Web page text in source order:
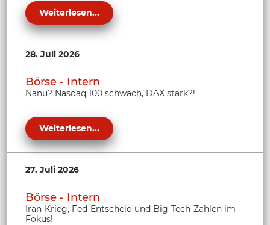
Weiterlesen...
28. Juli 2026
Börse - Intern
Nanu? Nasdaq 100 schwach, DAX stark?!
Weiterlesen...
27. Juli 2026
Börse - Intern
Iran-Krieg, Fed-Entscheid und Big-Tech-Zahlen im
Fokus!